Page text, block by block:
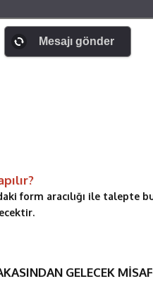
Mesajı gönder
form aracılığı ile
GELECEK